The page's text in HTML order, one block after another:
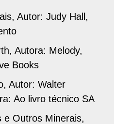
Autor: Judy Hall,
Autora: Melody,
Books
Autor: Walter
Ao livro técnico SA
e Outros Minerais,